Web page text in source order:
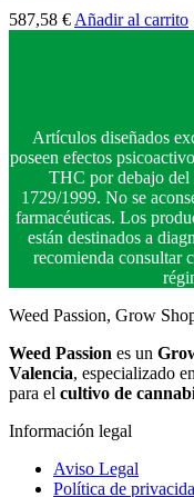
587,58 € Añadir al carrito
Artículos diseñados
poseen efectos
THC por debajo del
1729/1999. No se
farmacéuticas. Los
están destinados a
recomienda consultar
Weed Passion, Grow
Weed Passion es un
Valencia, especializado
para el cultivo de
Información legal
Aviso Legal
Política de